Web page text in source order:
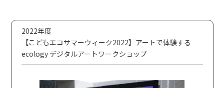
2022年度
【こどもエコサマーウィーク2022】アートで体験する
ecology デジタルアートワークショップ